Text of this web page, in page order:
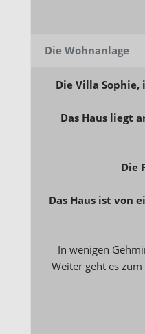
Die Wohnanlage
Die Villa
Das Haus liegt
Die
Das Haus ist von
In wenigen
Weiter geht es